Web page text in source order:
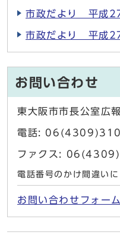
市政だより 平成
市政だより 平成
お問い合わせ
東大阪市市長公室広
電話:
ファクス:
電話番号のかけ間違いに
お問い合わせフォーム